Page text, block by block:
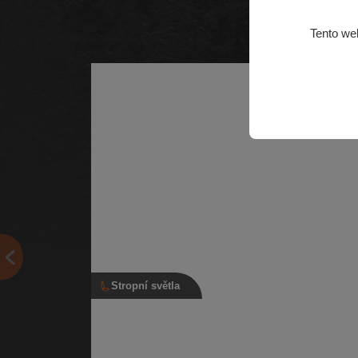
Stropní světla
Tento